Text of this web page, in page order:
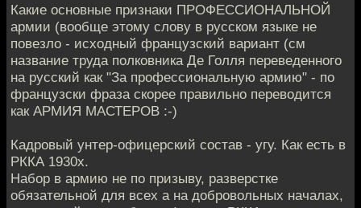
Какие основные признаки ПРОФЕССИОНАЛЬНОЙ
армии (вообще этому слову в русском языке не
повезло - исходный французский вариант (см
название труда полковника Де Голля переведенного
на русский как "За профессиональную армию" - по
французски фраза скорее правильно переводится
как АРМИЯ МАСТЕРОВ :-)
Кадровый унтер-офицерский состав - угу. Как есть в
РККА 1930х.
Набор в армию не по призыву, разверстке
обязательной для всех а на добровольных началах,